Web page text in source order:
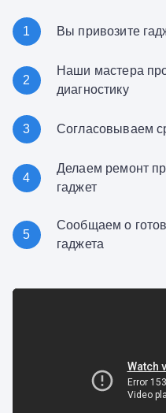
1 Вы привозите
2
Наши мастера
диагностику
3 Согласовываем
4
Делаем ремонт
гаджет
5
Сообщаем о
гаджета